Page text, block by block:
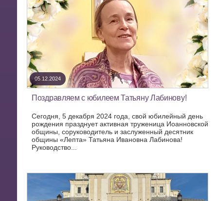
05.12.2024
Поздравляем с юбилеем Татьяну Лабинову!
Сегодня, 5 декабря 2024 года, свой юбилейный день
рождения празднует активная труженица Иоанновской
общины, соруководитель и заслуженный десятник
общины «Лепта» Татьяна Ивановна Лабинова!
Руководство...